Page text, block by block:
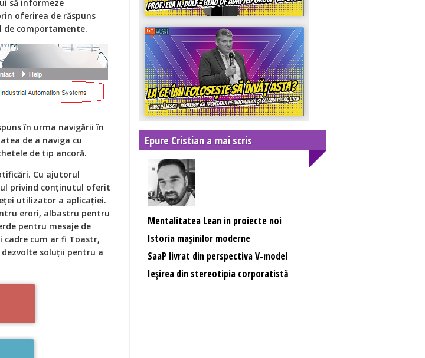
să informeze
oferirea de răspuns
de comportamente.
în urma navigării în
de a naviga cu
de tip ancoră.
Cu ajutorul
privind conținutul oferit
utilizator a aplicației.
erori, albastru pentru
pentru mesaje de
cadre cum ar fi Toastr,
soluții pentru a
Epure Cristian a mai scris
Mentalitatea Lean in proiecte noi
Istoria mașinilor moderne
SaaP livrat din perspectiva V-model
Ieșirea din stereotipia corporatistă